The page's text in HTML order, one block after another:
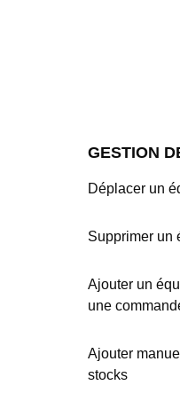
GESTION
Déplacer un
Supprimer un
Ajouter un
une
Ajouter
stocks